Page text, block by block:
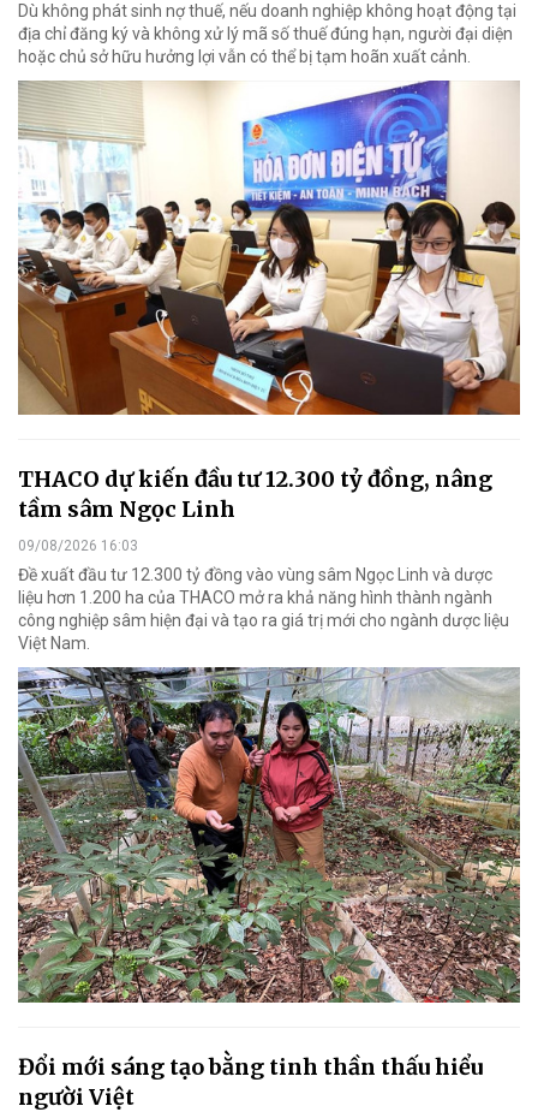
Dù không phát sinh nợ thuế, nếu doanh nghiệp không hoạt động tại
địa chỉ đăng ký và không xử lý mã số thuế đúng hạn, người đại diện
hoặc chủ sở hữu hưởng lợi vẫn có thể bị tạm hoãn xuất cảnh.
THACO dự kiến đầu tư 12.300 tỷ đồng, nâng
tầm sâm Ngọc Linh
09/08/2026 16:03
Đề xuất đầu tư 12.300 tỷ đồng vào vùng sâm Ngọc Linh và dược
liệu hơn 1.200 ha của THACO mở ra khả năng hình thành ngành
công nghiệp sâm hiện đại và tạo ra giá trị mới cho ngành dược liệu
Việt Nam.
Đổi mới sáng tạo bằng tinh thần thấu hiểu
người Việt